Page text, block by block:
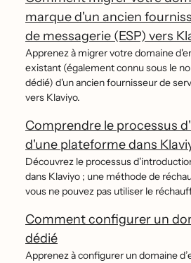
marque d'un ancien
de messagerie (ESP) vers
Apprenez à migrer votre domaine
existant (également connu sous le
dédié) d'un ancien fournisseur de
vers Klaviyo.
Comprendre le processus
d'une plateforme dans
Découvrez le processus
dans Klaviyo ; une méthode de
vous ne pouvez pas utiliser le
Comment configurer un
dédié
Apprenez à configurer un domaine